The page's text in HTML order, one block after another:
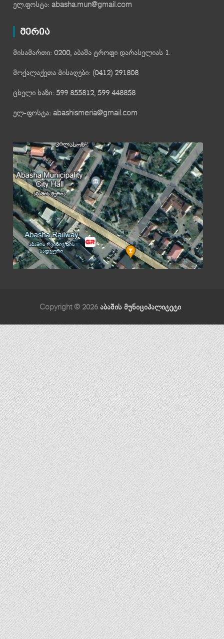
ელ.ფოსტა: abasha.mun@gmail.com
მერია
მისამართი: 0200, აბაშა ტროფი დარასელიას 1.
მოქალაქეთა მისაღები: (0412) 291808
ცხელი ხაზი: 599 855812, 599 448858
ელ-ფოსტა: abashismeria@gmail.com
Copyright © 2026 აბაშის მუნიციპალიტეტი